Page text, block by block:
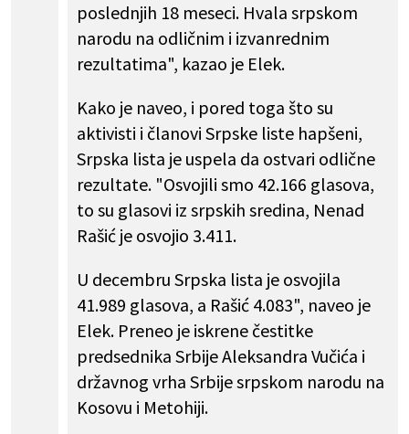
poslednjih 18 meseci. Hvala srpskom
narodu na odličnim i izvanrednim
rezultatima", kazao je Elek.
Kako je naveo, i pored toga što su
aktivisti i članovi Srpske liste hapšeni,
Srpska lista je uspela da ostvari odlične
rezultate. "Osvojili smo 42.166 glasova,
to su glasovi iz srpskih sredina, Nenad
Rašić je osvojio 3.411.
U decembru Srpska lista je osvojila
41.989 glasova, a Rašić 4.083", naveo je
Elek. Preneo je iskrene čestitke
predsednika Srbije Aleksandra Vučića i
državnog vrha Srbije srpskom narodu na
Kosovu i Metohiji.